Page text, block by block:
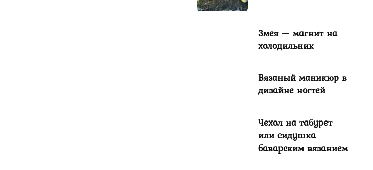
Змея — магнит на
холодильник
Вязаный маникюр в
дизайне ногтей
Чехол на табурет
или сидушка
баварским вязанием